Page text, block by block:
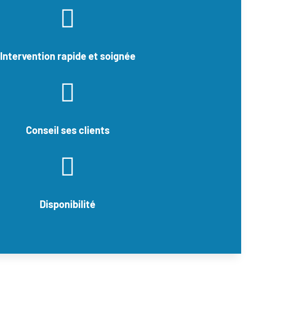

Intervention rapide et soignée

Conseil ses clients

Disponibilité